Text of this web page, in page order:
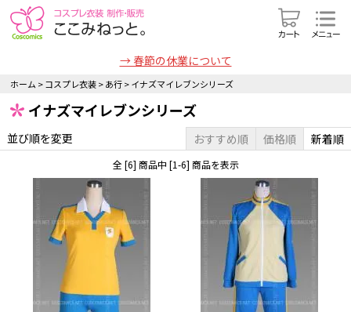
→ 春節の休業について
ホーム >コスプレ衣装>あ行>イナズマイレブンシリーズ
イナズマイレブンシリーズ
並び順を変更 おすすめ順 価格順 新着順
全 [6] 商品中 [1-6] 商品を表示